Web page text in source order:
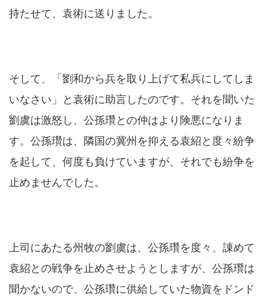
持たせて、袁術に送りました。
そして、「劉和から兵を取り上げて私兵にしてしま
いなさい」と袁術に助言したのです。それを聞いた
劉虞は激怒し、公孫瓚との仲はより険悪になりま
す。公孫瓚は、隣国の冀州を抑える袁紹と度々紛争
を起して、何度も負けていますが、それでも紛争を
止めませんでした。
上司にあたる州牧の劉虞は、公孫瓚を度々、諌めて
袁紹との戦争を止めさせようとしますが、公孫瓚は
聞かないので、公孫瓚に供給していた物資をドンド